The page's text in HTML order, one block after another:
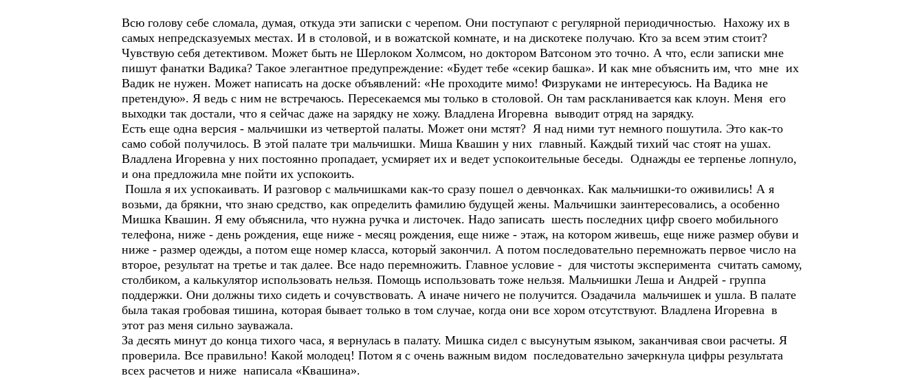
Всю голову себе сломала, думая, откуда эти записки с черепом. Они поступают с регулярной периодичностью. Нахожу их в
самых непредсказуемых местах. И в столовой, и в вожатской комнате, и на дискотеке получаю. Кто за всем этим стоит?
Чувствую себя детективом. Может быть не Шерлоком Холмсом, но доктором Ватсоном это точно. А что, если записки мне
пишут фанатки Вадика? Такое элегантное предупреждение: «Будет тебе «секир башка». И как мне объяснить им, что мне их
Вадик не нужен. Может написать на доске объявлений: «Не проходите мимо! Физруками не интересуюсь. На Вадика не
претендую». Я ведь с ним не встречаюсь. Пересекаемся мы только в столовой. Он там раскланивается как клоун. Меня его
выходки так достали, что я сейчас даже на зарядку не хожу. Владлена Игоревна выводит отряд на зарядку.
Есть еще одна версия - мальчишки из четвертой палаты. Может они мстят? Я над ними тут немного пошутила. Это как-то
само собой получилось. В этой палате три мальчишки. Миша Квашин у них главный. Каждый тихий час стоят на ушах.
Владлена Игоревна у них постоянно пропадает, усмиряет их и ведет успокоительные беседы. Однажды ее терпенье лопнуло,
и она предложила мне пойти их успокоить.
Пошла я их успокаивать. И разговор с мальчишками как-то сразу пошел о девчонках. Как мальчишки-то оживились! А я
возьми, да брякни, что знаю средство, как определить фамилию будущей жены. Мальчишки заинтересовались, а особенно
Мишка Квашин. Я ему объяснила, что нужна ручка и листочек. Надо записать шесть последних цифр своего мобильного
телефона, ниже - день рождения, еще ниже - месяц рождения, еще ниже - этаж, на котором живешь, еще ниже размер обуви и
ниже - размер одежды, а потом еще номер класса, который закончил. А потом последовательно перемножать первое число на
второе, результат на третье и так далее. Все надо перемножить. Главное условие - для чистоты эксперимента считать самому,
столбиком, а калькулятор использовать нельзя. Помощь использовать тоже нельзя. Мальчишки Леша и Андрей - группа
поддержки. Они должны тихо сидеть и сочувствовать. А иначе ничего не получится. Озадачила мальчишек и ушла. В палате
была такая гробовая тишина, которая бывает только в том случае, когда они все хором отсутствуют. Владлена Игоревна в
этот раз меня сильно зауважала.
За десять минут до конца тихого часа, я вернулась в палату. Мишка сидел с высунутым языком, заканчивая свои расчеты. Я
проверила. Все правильно! Какой молодец! Потом я с очень важным видом последовательно зачеркнула цифры результата
всех расчетов и ниже написала «Квашина».